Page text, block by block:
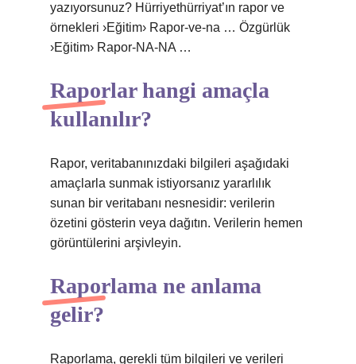
yazıyorsunuz? Hürriyethürriyat’ın rapor ve
örnekleri ›Eğitim› Rapor-ve-na … Özgürlük
›Eğitim› Rapor-NA-NA …
Raporlar hangi amaçla
kullanılır?
Rapor, veritabanınızdaki bilgileri aşağıdaki
amaçlarla sunmak istiyorsanız yararlılık
sunan bir veritabanı nesnesidir: verilerin
özetini gösterin veya dağıtın. Verilerin hemen
görüntülerini arşivleyin.
Raporlama ne anlama
gelir?
Raporlama, gerekli tüm bilgileri ve verileri